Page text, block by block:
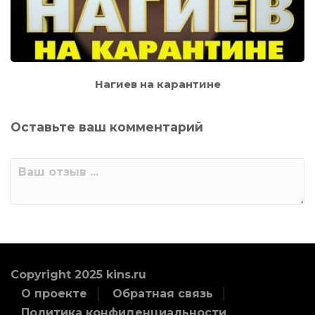
Нагиев на карантине
Оставьте ваш комментарий
Copyright 2025 kins.ru
О проекте
Обратная связь